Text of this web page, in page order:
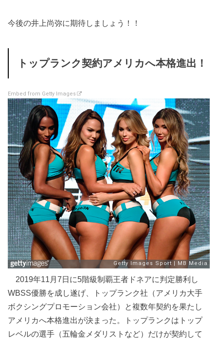
今後の井上尚弥に期待しましょう！！
トップランク契約アメリカへ本格進出！
Embed from Getty Images
2019年11月7日に5階級制覇王者ドネアに判定勝利し
WBSS優勝を成し遂げ、トップランク社（アメリカ大手
ボクシングプロモーション会社）と複数年契約を果たし
アメリカへ本格進出が決まった。トップランクはトップ
レベルの選手（五輪金メダリストなど）だけが契約して